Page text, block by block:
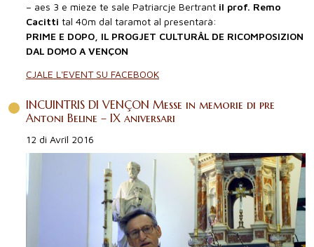
– aes 3 e mieze te sale Patriarcje Bertrant il prof. Remo
Cacitti tal 40m dal taramot al presentarà:
PRIME E DOPO, IL PROGJET CULTURÂL DE RICOMPOSIZION
DAL DOMO A VENÇON
CJALE L'EVENT SU FACEBOOK
INCUINTRIS DI VENÇON Messe in memorie di pre
Antoni Beline – IX aniversari
12 di Avrîl 2016